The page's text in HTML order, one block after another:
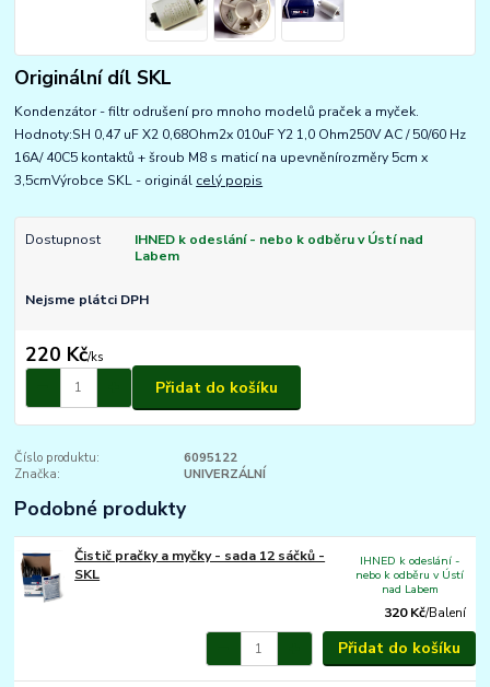
Originální díl SKL
Kondenzátor - filtr odrušení pro mnoho modelů praček a myček.
Hodnoty:SH 0,47 uF X2 0,68Ohm2x 010uF Y2 1,0 Ohm250V AC / 50/60 Hz
16A/ 40C5 kontaktů + šroub M8 s maticí na upevněnírozměry 5cm x
3,5cmVýrobce SKL - originál celý popis
Dostupnost
IHNED k odeslání - nebo k odběru v Ústí nad
Labem
Nejsme plátci DPH
220 Kč/ks
Přidat do košíku
Číslo produktu:
6095122
Značka:
UNIVERZÁLNÍ
Podobné produkty
Čistič pračky a myčky - sada 12 sáčků -
SKL
320 Kč/Balení
IHNED k odeslání -
nebo k odběru v Ústí
nad Labem
Přidat do košíku